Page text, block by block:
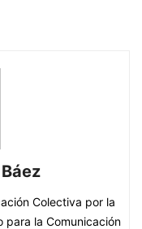
Colectiva por la
para la Comunicación